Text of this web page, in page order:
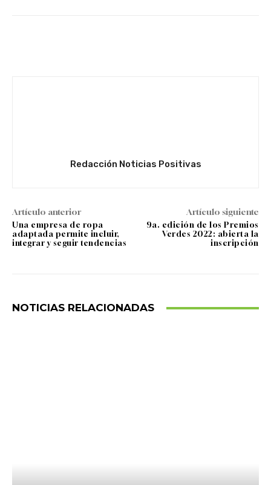
Redacción Noticias Positivas
Artículo anterior
Una empresa de ropa
adaptada permite incluir,
integrar y seguir tendencias
Artículo siguiente
9a. edición de los Premios
Verdes 2022: abierta la
inscripción
NOTICIAS RELACIONADAS